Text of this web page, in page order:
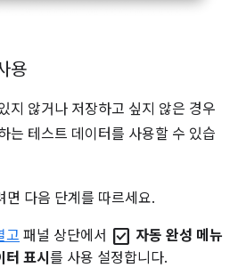
용
지 않거나 저장하고 싶지 않은 경우
는 테스트 데이터를 사용할 수 있습
면 다음 단계를 따르세요.
고 패널 상단에서 check_box 자동 완성 메뉴
표시 를 사용 설정합니다.